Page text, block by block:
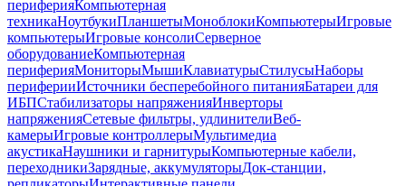
периферияКомпьютерная
техникаНоутбукиПланшетыМоноблокиКомпьютерыИгровые
компьютерыИгровые консолиСерверное
оборудованиеКомпьютерная
периферияМониторыМышиКлавиатурыСтилусыНаборы
периферииИсточники бесперебойного питанияБатареи для
ИБПСтабилизаторы напряженияИнверторы
напряженияСетевые фильтры, удлинителиВеб-
камерыИгровые контроллерыМультимедиа
акустикаНаушники и гарнитурыКомпьютерные кабели,
переходникиЗарядные, аккумуляторыДок-станции,